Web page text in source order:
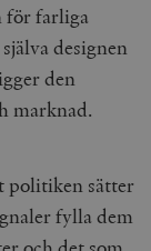
för farliga
designen
den
marknad.
politiken sätter
fylla dem